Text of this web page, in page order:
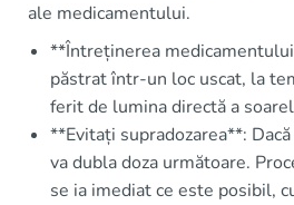
ale medicamentului.
**Întreținerea
păstrat într-un loc uscat, la
ferit de lumina directă a
**Evitați supradozarea**:
va dubla doza următoare.
se ia imediat ce este posibil,